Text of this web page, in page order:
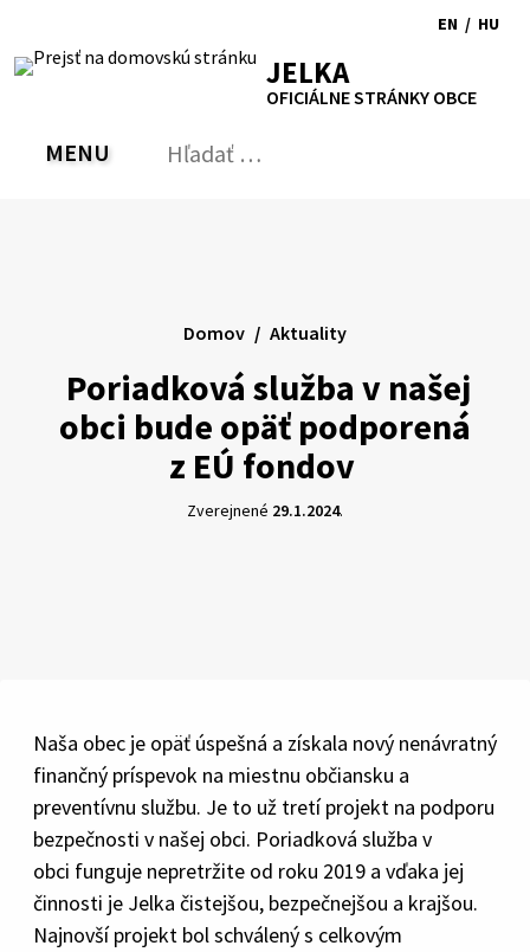
obsah
RSS MapaTlačiť
Zvýšiť
kontrast
písmapísma
EN
to
/ HU
JELKA
OFICIÁLNE STRÁNKY OBCE
PREPNÚŤ
MENU Hľadať:
Poriadková služba v našej
obci bude opäť podporená
z EÚ fondov
Domov Aktuality
Zverejnené 29.1.2024.
Naša obec je opäť úspešná a získala nový nenávratný
finančný príspevok na miestnu občiansku a
preventívnu službu. Je to už tretí projekt na podporu
bezpečnosti v našej obci. Poriadková služba v
obci funguje nepretržite od roku 2019 a vďaka jej
činnosti je Jelka čistejšou, bezpečnejšou a krajšou.
Najnovší projekt bol schválený s celkovým